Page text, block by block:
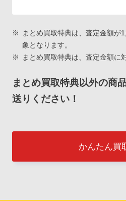
まとめ買取特典は、査定金額が
象となります。
まとめ買取特典は、査定金額に
まとめ買取特典以外の商
送りください！
かんたん買